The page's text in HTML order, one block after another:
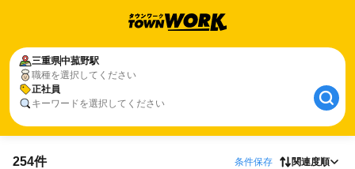
三重県中菰野駅
職種を選択してください
正社員
キーワードを選択してください
254件 条件保存 関連度順